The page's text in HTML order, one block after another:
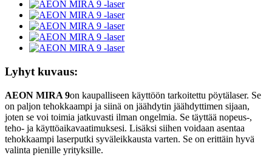
Lyhyt kuvaus:
AEON MIRA 9on kaupalliseen käyttöön tarkoitettu pöytälaser. Se
on paljon tehokkaampi ja siinä on jäähdytin jäähdyttimen sijaan,
joten se voi toimia jatkuvasti ilman ongelmia. Se täyttää nopeus-,
teho- ja käyttöaikavaatimuksesi. Lisäksi siihen voidaan asentaa
tehokkaampi laserputki syväleikkausta varten. Se on erittäin hyvä
valinta pienille yrityksille.